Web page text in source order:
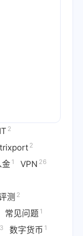
2
2
金 1 VPN 26
测 2
常见问题 1
3 数字货币 1